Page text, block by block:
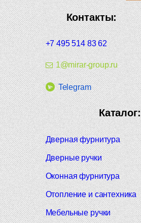
Контакты:
+7 495 514 83 62
1@mirar-group.ru
Telegram
Каталог:
Дверная фурнитура
Дверные ручки
Оконная фурнитура
Отопление и сантехника
Мебельные ручки